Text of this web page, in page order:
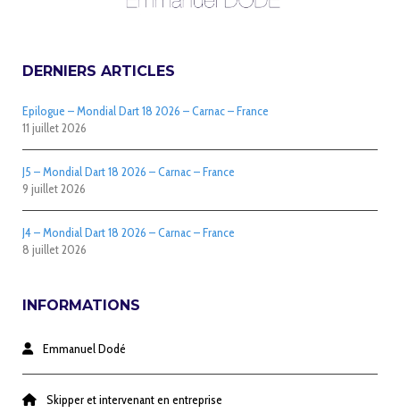
DERNIERS ARTICLES
Epilogue – Mondial Dart 18 2026 – Carnac – France
11 juillet 2026
J5 – Mondial Dart 18 2026 – Carnac – France
9 juillet 2026
J4 – Mondial Dart 18 2026 – Carnac – France
8 juillet 2026
INFORMATIONS
Emmanuel Dodé
Skipper et intervenant en entreprise